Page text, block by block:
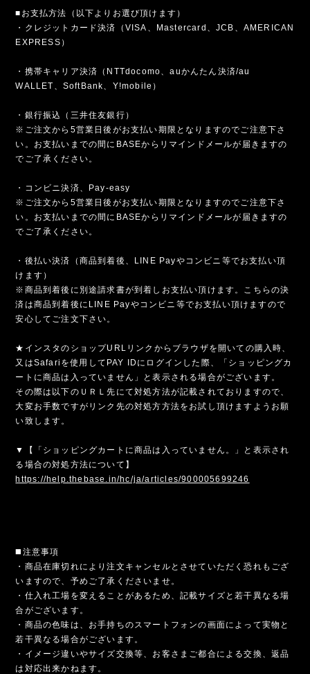
■お支払方法（以下よりお選び頂けます）
・クレジットカード決済（VISA、Mastercard、JCB、AMERICAN
EXPRESS）
・携帯キャリア決済（NTTdocomo、auかんたん決済/au
WALLET、SoftBank、Y!mobile）
・銀行振込（三井住友銀行）
※ご注文から5営業日後がお支払い期限となりますのでご注意下さ
い。お支払いまでの間にBASEからリマインドメールが届きますの
でご了承ください。
・コンビニ決済、Pay-easy
※ご注文から5営業日後がお支払い期限となりますのでご注意下さ
い。お支払いまでの間にBASEからリマインドメールが届きますの
でご了承ください。
・後払い決済（商品到着後、LINE Payやコンビニ等でお支払い頂
けます）
※商品到着後に別途請求書が到着しお支払い頂けます。こちらの決
済は商品到着後にLINE Payやコンビニ等でお支払い頂けますので
安心してご注文下さい。
★インスタのショップURLリンクからブラウザを開いての購入時、
又はSafariを使用してPAY IDにログインした際、「ショッピングカ
ートに商品は入っていません」と表示される場合がございます。
その際は以下のＵＲＬ先にて対処方法が記載されておりますので、
大変お手数ですがリンク先の対処方方法をお試し頂けますようお願
い致します。
▼【「ショッピングカートに商品は入っていません。」と表示され
る場合の対処方法について】
https://help.thebase.in/hc/ja/articles/900005699246
◼️注意事項
・商品在庫切れにより注文キャンセルとさせていただく恐れもござ
いますので、予めご了承くださいませ。
・仕入れ工場を変えることがあるため、記載サイズと若干異なる場
合がございます。
・商品の色味は、お手持ちのスマートフォンの画面によって実物と
若干異なる場合がございます。
・イメージ違いやサイズ交換等、お客さまご都合による交換、返品
は対応出来かねます。